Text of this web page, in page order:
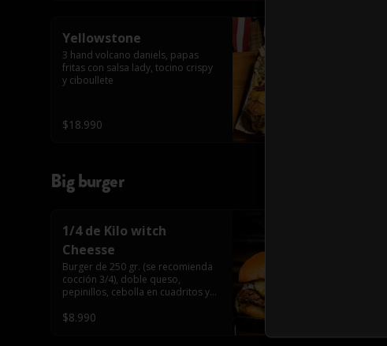
Yellowstone
3 hand volcano daniels, papas
fritas con salsa lady, tocino crispy
y ciboullete
$18.990
Big burger
1/4 de Kilo witch
Cheesse
Burger de 250 gr. (se recomienda
cocción 3/4), doble queso,
pepinillos, cebolla en cuadritos y
$8.990